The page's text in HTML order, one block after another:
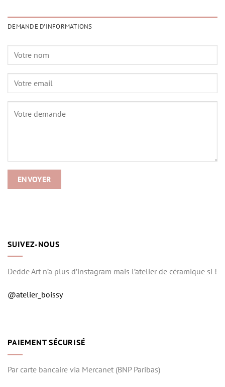
DEMANDE D'INFORMATIONS
SUIVEZ-NOUS
Dedde Art n’a plus d’instagram mais l’atelier de céramique si !
@atelier_boissy
PAIEMENT SÉCURISÉ
Par carte bancaire via Mercanet (BNP Paribas)